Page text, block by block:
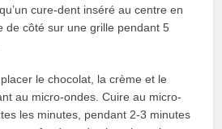
cure-dent inséré au centre en
de côté sur une grille pendant 5
le chocolat, la crème et le
au micro-ondes. Cuire au micro-
les minutes, pendant 2-3 minutes